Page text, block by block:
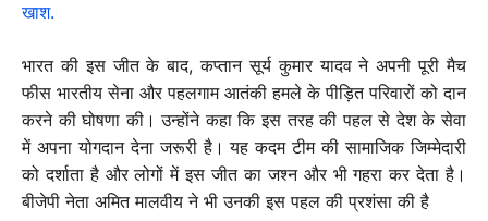
खाश.
भारत की इस जीत के बाद, कप्तान सूर्य कुमार यादव ने अपनी पूरी मैच
फीस भारतीय सेना और पहलगाम आतंकी हमले के पीड़ित परिवारों को दान
करने की घोषणा की। उन्होंने कहा कि इस तरह की पहल से देश के सेवा
में अपना योगदान देना जरूरी है। यह कदम टीम की सामाजिक जिम्मेदारी
को दर्शाता है और लोगों में इस जीत का जश्न और भी गहरा कर देता है।
बीजेपी नेता अमित मालवीय ने भी उनकी इस पहल की प्रशंसा की है